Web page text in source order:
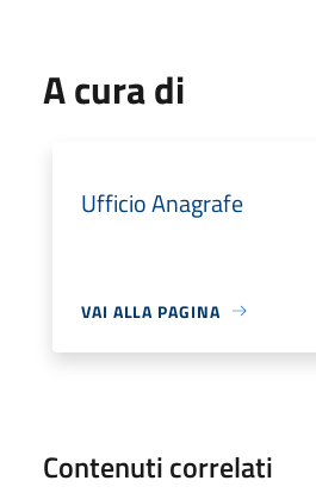
A cura di
Ufficio Anagrafe
VAI ALLA PAGINA
Contenuti correlati